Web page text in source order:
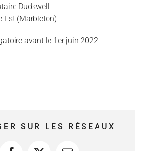
Dudswell
Est (Marbleton)
avant le 1er juin 2022
SUR LES RÉSEAUX